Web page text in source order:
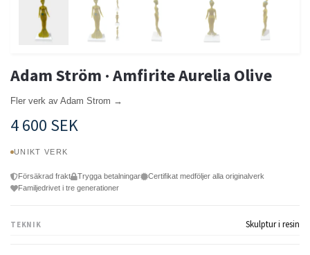
Adam Ström · Amfirite Aurelia Olive
Fler verk av Adam Strom →
4 600 SEK
UNIKT VERK
Försäkrad frakt Trygga betalningar
Certifikat medföljer alla originalverk
Familjedrivet i tre generationer
TEKNIK Skulptur i resin